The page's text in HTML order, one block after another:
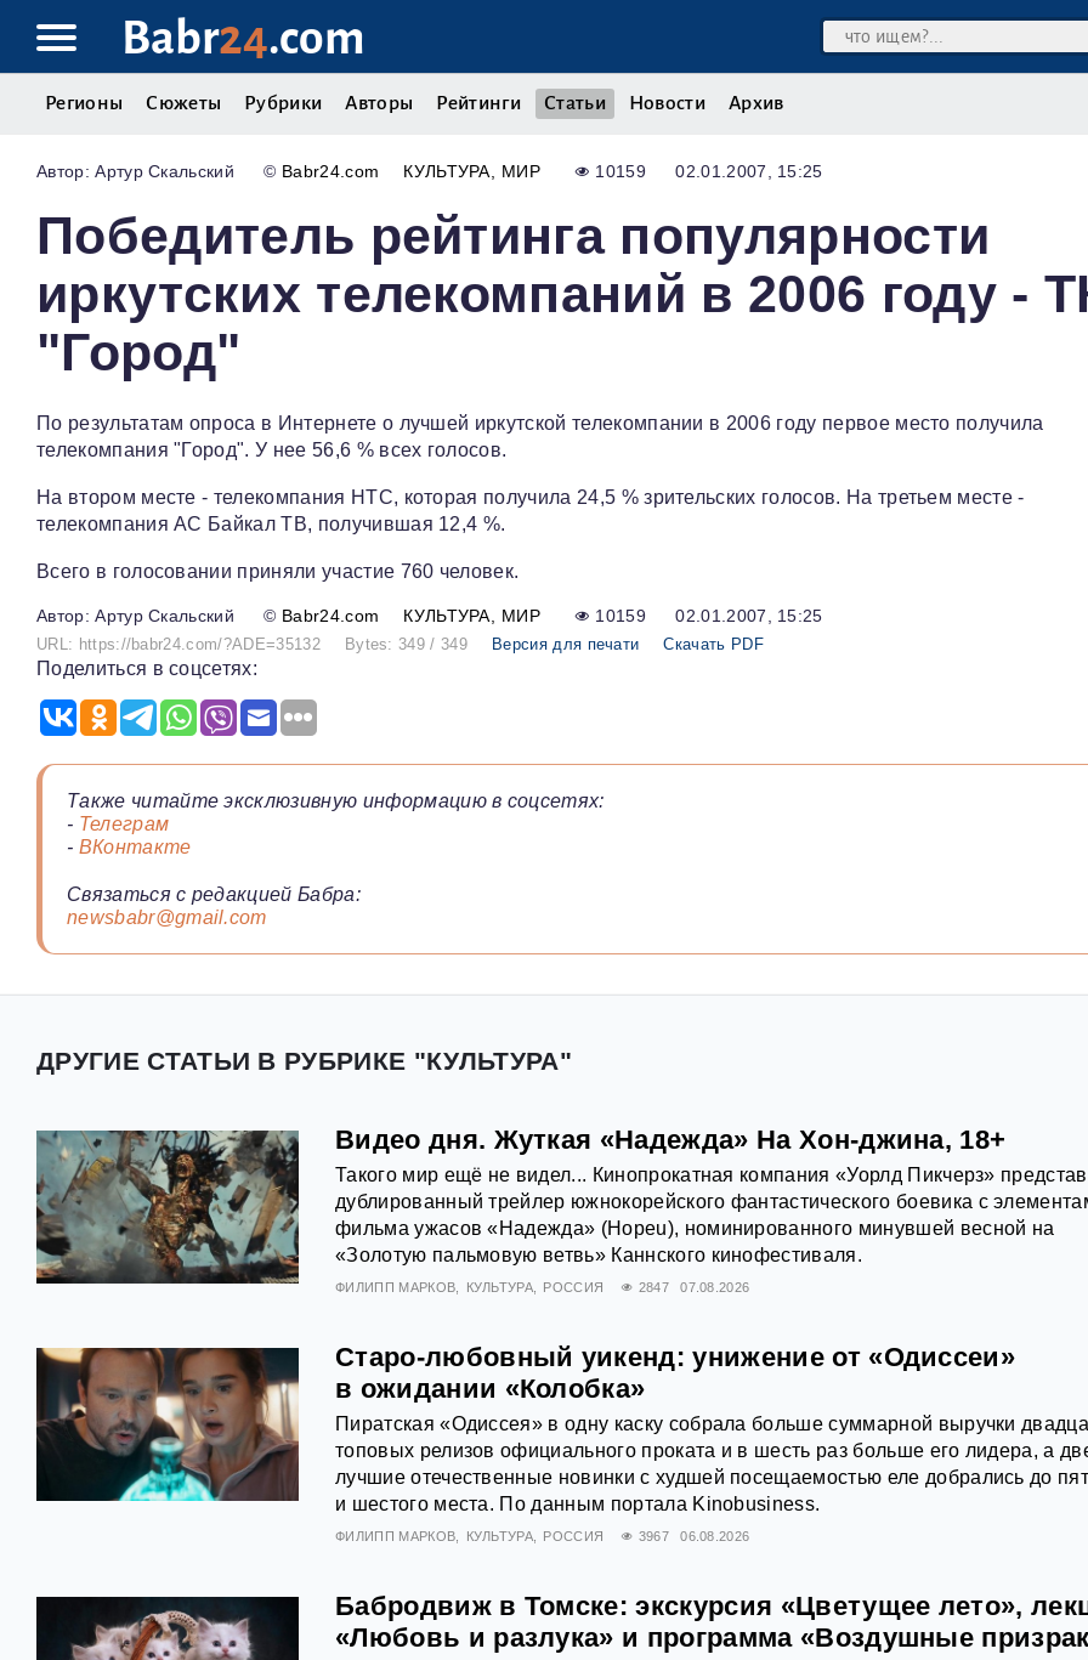
Babr24.com
Регионы Сюжеты Рубрики Авторы Рейтинги Статьи Новости Архив
Артур Скальский © Babr24.com КУЛЬТУРА МИР 10159 02.01.2007, 15:25
Победитель рейтинга популярности
иркутских телекомпаний в 2006 году -
"Город"
По результатам опроса в Интернете о лучшей иркутской телекомпании в 2006 году первое место получила
телекомпания "Город". У нее 56,6 % всех голосов.
На втором месте - телекомпания НТС, которая получила 24,5 % зрительских голосов. На третьем месте -
телекомпания АС Байкал ТВ, получившая 12,4 %.
Всего в голосовании приняли участие 760 человек.
Артур Скальский © Babr24.com КУЛЬТУРА МИР 10159 02.01.2007, 15:25
URL: https://babr24.com/?ADE=35132 Bytes: 349 / 349 Версия для печати Скачать PDF
Поделиться в соцсетях:
Также читайте эксклюзивную информацию в соцсетях:
- Телеграм
- ВКонтакте
Связаться с редакцией Бабра:
newsbabr@gmail.com
ДРУГИЕ СТАТЬИ В РУБРИКЕ "КУЛЬТУРА"
Видео дня. Жуткая «Надежда» На Хон-джина, 18+
Такого мир ещё не видел... Кинопрокатная компания «Уорлд Пикчерз»
дублированный трейлер южнокорейского фантастического боевика с
фильма ужасов «Надежда» (Hopeu), номинированного минувшей весной на
«Золотую пальмовую ветвь» Каннского кинофестиваля.
ФИЛИПП МАРКОВ КУЛЬТУРА РОССИЯ 2847 07.08.2026
Старо-любовный уикенд: унижение от «Одиссеи»
в ожидании «Колобка»
Пиратская «Одиссея» в одну каску собрала больше суммарной выручки
топовых релизов официального проката и в шесть раз больше его лидера, а
лучшие отечественные новинки с худшей посещаемостью еле добрались до
и шестого места. По данным портала Kinobusiness.
ФИЛИПП МАРКОВ КУЛЬТУРА РОССИЯ 3967 06.08.2026
Бабродвиж в Томске: экскурсия «Цветущее лето»,
«Любовь и разлука» и программа «Воздушные